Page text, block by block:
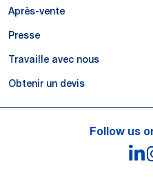
Après-vente
Presse
Travaille avec nous
Obtenir un devis
Follow us